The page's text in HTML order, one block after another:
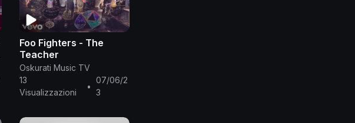
Foo Fighters - The
Teacher
Oskurati Music TV
13
Visualizzazioni
•
07/06/2
3